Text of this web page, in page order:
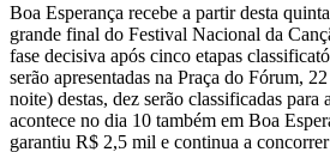
Boa Esperança recebe a partir desta
grande final do Festival Nacional da
fase decisiva após cinco etapas
serão apresentadas na Praça do Fórum,
noite) destas, dez serão classificadas para
acontece no dia 10 também em Boa
garantiu R$ 2,5 mil e continua a